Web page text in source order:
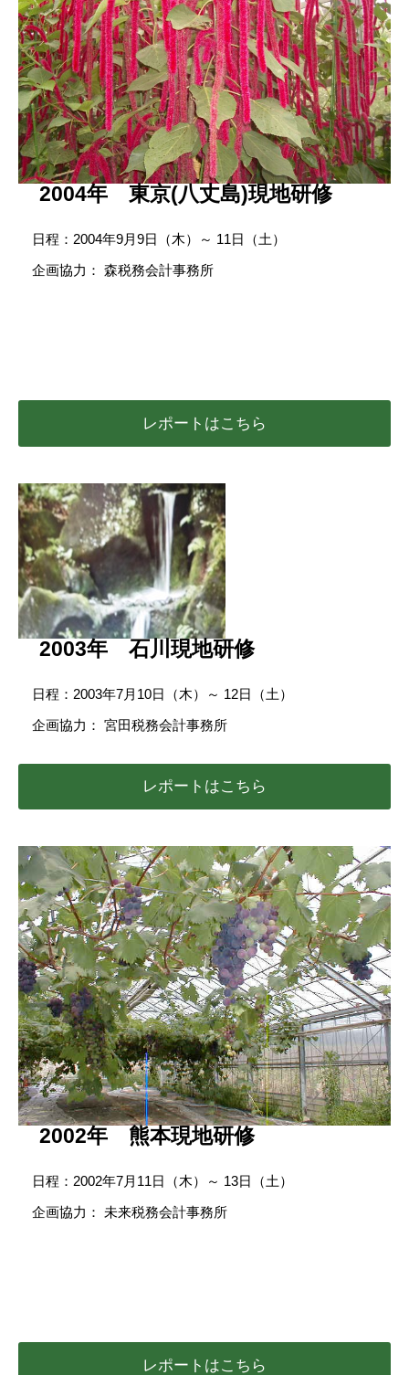
2004年 東京(八丈島)現地研修
日程：2004年9月9日（木）～ 11日（土）
企画協力： 森税務会計事務所
レポートはこちら
2003年 石川現地研修
日程：2003年7月10日（木）～ 12日（土）
企画協力： 宮田税務会計事務所
レポートはこちら
2002年 熊本現地研修
日程：2002年7月11日（木）～ 13日（土）
企画協力： 未来税務会計事務所
レポートはこちら